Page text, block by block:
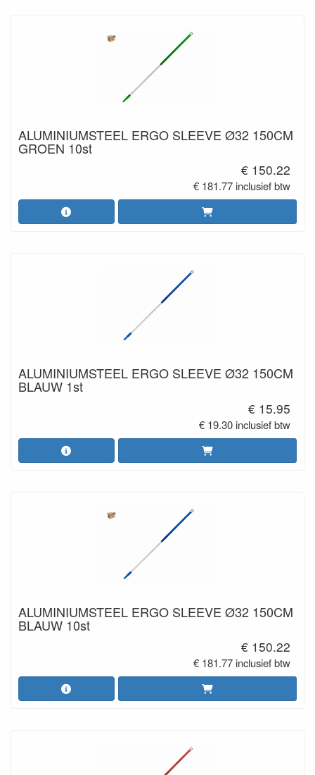
ALUMINIUMSTEEL ERGO SLEEVE Ø32 150CM
GROEN 10st
€ 150.22
€ 181.77 inclusief btw
ALUMINIUMSTEEL ERGO SLEEVE Ø32 150CM
BLAUW 1st
€ 15.95
€ 19.30 inclusief btw
ALUMINIUMSTEEL ERGO SLEEVE Ø32 150CM
BLAUW 10st
€ 150.22
€ 181.77 inclusief btw